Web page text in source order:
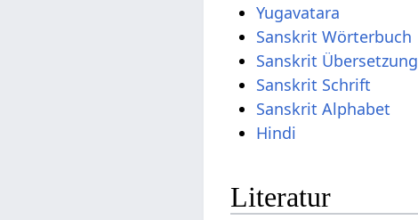
Yugavatara
Sanskrit Wörterbuch
Sanskrit Übersetzung
Sanskrit Schrift
Sanskrit Alphabet
Hindi
Literatur